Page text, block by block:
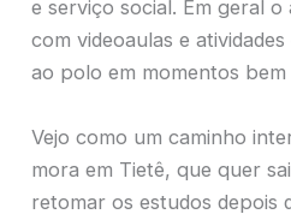
e serviço social. Em geral o
com videoaulas e
ao polo em momentos
Vejo como um caminho
mora em Tietê, que quer
retomar os estudos depois